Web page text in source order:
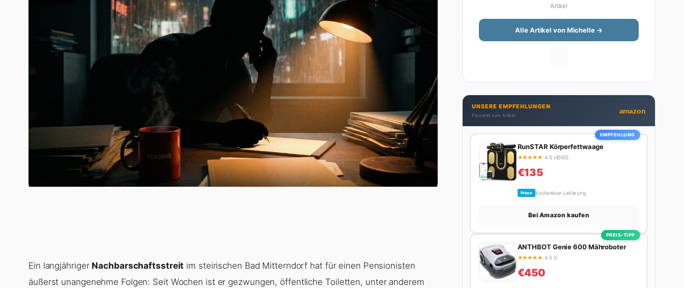
Ein langjähriger Nachbarschaftsstreit im steirischen Bad Mitterndorf hat für einen Pensionisten
äußerst unangenehme Folgen: Seit Wochen ist er gezwungen, öffentliche Toiletten, unter anderem
Steuererklärung. Ihre Stärke liegt darin, komplexe
Finanzthemen so aufzubereiten, dass sie jeder
versteht – ohne Fachchinesisch, dafür mit
konkreten Tipps zum Umsetzen. Von ETF-
man Job und Privatleben unter einen Hut
bekommt. Privat ist sie bekennende Kaffee-
Süchtige (3+ Tassen am Tag, Minimum), Podcast-
Hörerin und verbringt ihre Wochenenden am
liebsten in der Natur oder auf dem nächsten
Flohmarkt.
Artikel
Alle Artikel von Michelle →
UNSERE EMPFEHLUNGEN
Passend zum Artikel
amazon
EMPFEHLUNG
RunSTAR Körperfettwaage
★★★★★ 4.5 (4500)
€135
Prime Kostenlose Lieferung
Bei Amazon kaufen
PREIS-TIPP
ANTHBOT Genie 600 Mähroboter
★★★★★ 4.5 ()
€450